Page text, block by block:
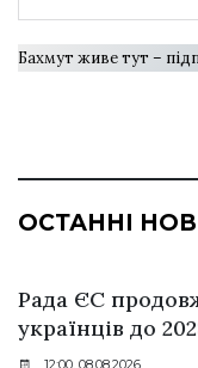
Бахмут живе тут –
ОСТАННІ
Рада ЄС
українців до
12:00, 08.08.2026